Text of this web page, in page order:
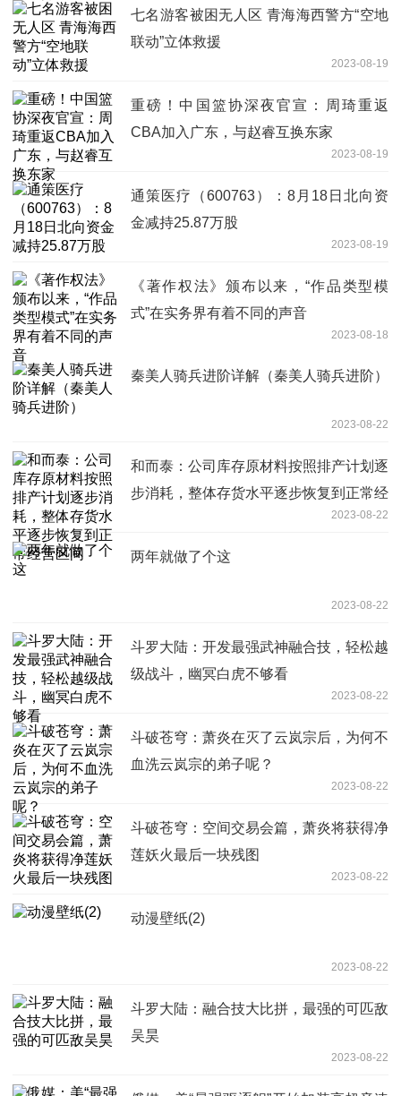
七名游客被困无人区 青海海西警方“空地
联动”立体救援
2023-08-19
重磅！中国篮协深夜官宣：周琦重返
CBA加入广东，与赵睿互换东家
2023-08-19
通策医疗（600763）：8月18日北向资
金减持25.87万股
2023-08-19
《著作权法》颁布以来，“作品类型模
式”在实务界有着不同的声音
2023-08-18
秦美人骑兵进阶详解（秦美人骑兵进阶）
2023-08-22
和而泰：公司库存原材料按照排产计划逐
步消耗，整体存货水平逐步恢复到正常经
2023-08-22
两年就做了个这
2023-08-22
斗罗大陆：开发最强武神融合技，轻松越
级战斗，幽冥白虎不够看
2023-08-22
斗破苍穹：萧炎在灭了云岚宗后，为何不
血洗云岚宗的弟子呢？
2023-08-22
斗破苍穹：空间交易会篇，萧炎将获得净
莲妖火最后一块残图
2023-08-22
动漫壁纸(2)
2023-08-22
斗罗大陆：融合技大比拼，最强的可匹敌
吴昊
2023-08-22